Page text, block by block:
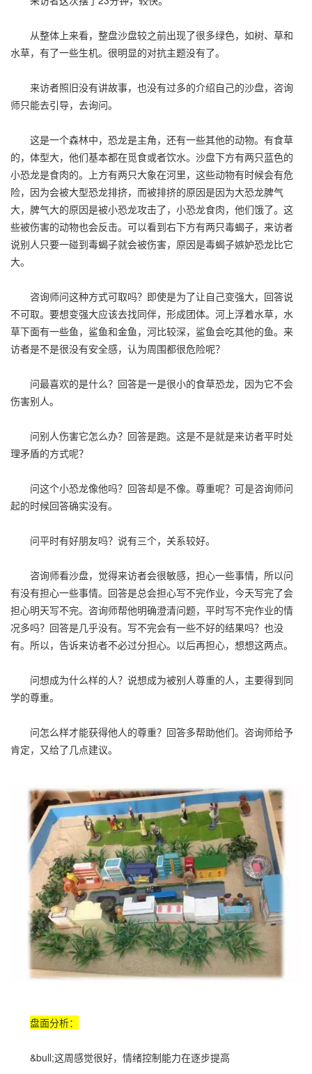
从整体上来看，整盘沙盘较之前出现了很多绿色，如树、草和
水草，有了一些生机。很明显的对抗主题没有了。
来访者照旧没有讲故事，也没有过多的介绍自己的沙盘，咨询
师只能去引导，去询问。
这是一个森林中，恐龙是主角，还有一些其他的动物。有食草
的，体型大，他们基本都在觅食或者饮水。沙盘下方有两只蓝色的
小恐龙是食肉的。上方有两只大象在河里，这些动物有时候会有危
险，因为会被大型恐龙排挤，而被排挤的原因是因为大恐龙脾气
大，脾气大的原因是被小恐龙攻击了，小恐龙食肉，他们饿了。这
些被伤害的动物也会反击。可以看到右下方有两只毒蝎子，来访者
说别人只要一碰到毒蝎子就会被伤害，原因是毒蝎子嫉妒恐龙比它
大。
咨询师问这种方式可取吗？即使是为了让自己变强大，回答说
不可取。要想变强大应该去找同伴，形成团体。河上浮着水草，水
草下面有一些鱼，鲨鱼和金鱼，河比较深，鲨鱼会吃其他的鱼。来
访者是不是很没有安全感，认为周围都很危险呢？
问最喜欢的是什么？回答是一是很小的食草恐龙，因为它不会
伤害别人。
问别人伤害它怎么办？回答是跑。这是不是就是来访者平时处
理矛盾的方式呢？
问这个小恐龙像他吗？回答却是不像。尊重呢？可是咨询师问
起的时候回答确实没有。
问平时有好朋友吗？说有三个，关系较好。
咨询师看沙盘，觉得来访者会很敏感，担心一些事情，所以问
有没有担心一些事情。回答是总会担心写不完作业，今天写完了会
担心明天写不完。咨询师帮他明确澄清问题，平时写不完作业的情
况多吗？回答是几乎没有。写不完会有一些不好的结果吗？也没
有。所以，告诉来访者不必过分担心。以后再担心，想想这两点。
问想成为什么样的人？说想成为被别人尊重的人，主要得到同
学的尊重。
问怎么样才能获得他人的尊重？回答多帮助他们。咨询师给予
肯定，又给了几点建议。
盘面分析：
&bull;这周感觉很好，情绪控制能力在逐步提高